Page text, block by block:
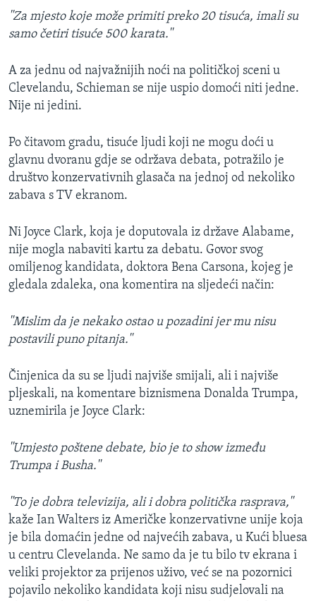
''Za mjesto koje može primiti preko 20 tisuća, imali su
samo četiri tisuće 500 karata.''
A za jednu od najvažnijih noći na političkoj sceni u
Clevelandu, Schieman se nije uspio domoći niti jedne.
Nije ni jedini.
Po čitavom gradu, tisuće ljudi koji ne mogu doći u
glavnu dvoranu gdje se održava debata, potražilo je
društvo konzervativnih glasača na jednoj od nekoliko
zabava s TV ekranom.
Ni Joyce Clark, koja je doputovala iz države Alabame,
nije mogla nabaviti kartu za debatu. Govor svog
omiljenog kandidata, doktora Bena Carsona, kojeg je
gledala zdaleka, ona komentira na sljedeći način:
''Mislim da je nekako ostao u pozadini jer mu nisu
postavili puno pitanja.''
Činjenica da su se ljudi najviše smijali, ali i najviše
pljeskali, na komentare biznismena Donalda Trumpa,
uznemirila je Joyce Clark:
''Umjesto poštene debate, bio je to show između
Trumpa i Busha.''
''To je dobra televizija, ali i dobra politička rasprava,''
kaže Ian Walters iz Američke konzervativne unije koja
je bila domaćin jedne od najvećih zabava, u Kući bluesa
u centru Clevelanda. Ne samo da je tu bilo tv ekrana i
veliki projektor za prijenos uživo, već se na pozornici
pojavilo nekoliko kandidata koji nisu sudjelovali na